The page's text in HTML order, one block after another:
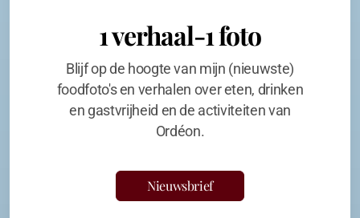
1 verhaal-1 foto
Blijf op de hoogte van mijn (nieuwste)
foodfoto's en verhalen over eten, drinken
en gastvrijheid en de activiteiten van
Ordéon.
Nieuwsbrief